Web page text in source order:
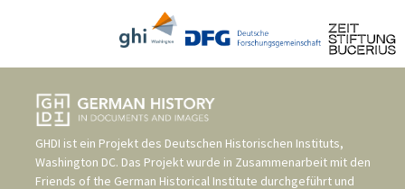
GHDI ist ein Projekt des Deutschen Historischen Instituts,
Washington DC. Das Projekt wurde in Zusammenarbeit mit den
Friends of the German Historical Institute durchgeführt und